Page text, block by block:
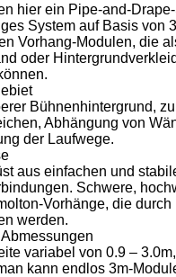
hier ein Pipe-and-
System auf Basis von
Vorhang-Modulen, die
oder
Bühnenhintergrund,
Abhängung von
der Laufwege.
aus einfachen und
Schwere,
Vorhänge, die durch
werden.
variabel von 0.9 –
kann endlos 3m-